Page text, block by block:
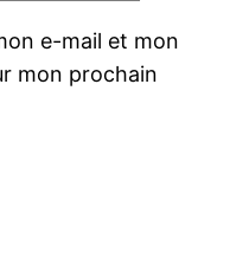
e-mail et mon
mon prochain